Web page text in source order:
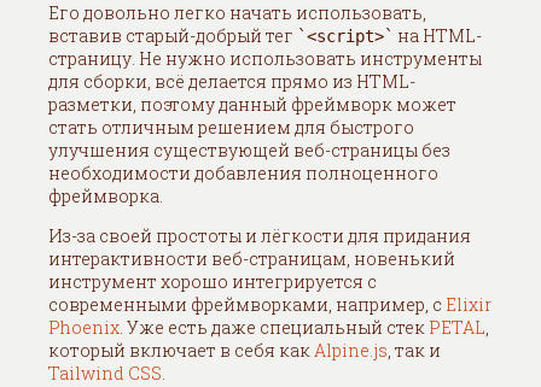
Его довольно легко начать использовать,
вставив старый-добрый тег
<script>
на HTML-
страницу. Не нужно использовать инструменты
для сборки, всё делается прямо из HTML-
разметки, поэтому данный фреймворк может
стать отличным решением для быстрого
улучшения существующей веб-страницы без
необходимости добавления полноценного
фреймворка.
Из-за своей простоты и лёгкости для придания
интерактивности веб-страницам, новенький
инструмент хорошо интегрируется с
современными фреймворками, например, с Elixir
Phoenix. Уже есть даже специальный стек PETAL,
который включает в себя какAlpine.js, так и
Tailwind CSS.